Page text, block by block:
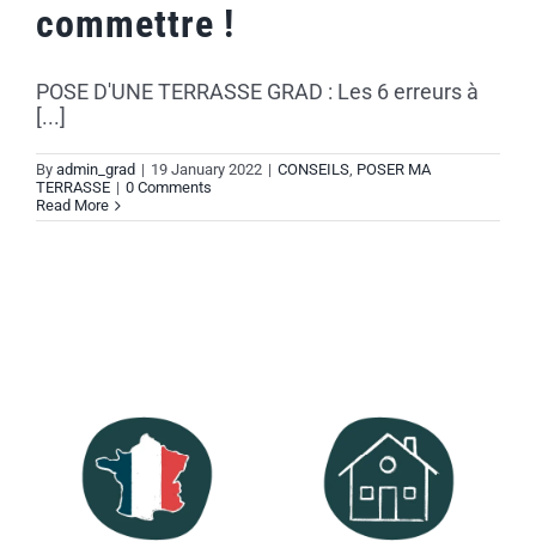
commettre !
POSE D'UNE TERRASSE GRAD : Les 6 erreurs à
[...]
By admin_grad | 19 January 2022 | CONSEILS, POSER MA
TERRASSE | 0 Comments
Read More